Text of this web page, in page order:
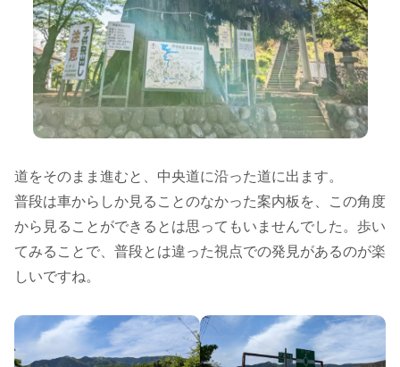
道をそのまま進むと、中央道に沿った道に出ます。
普段は車からしか見ることのなかった案内板を、この角度
から見ることができるとは思ってもいませんでした。歩い
てみることで、普段とは違った視点での発見があるのが楽
しいですね。